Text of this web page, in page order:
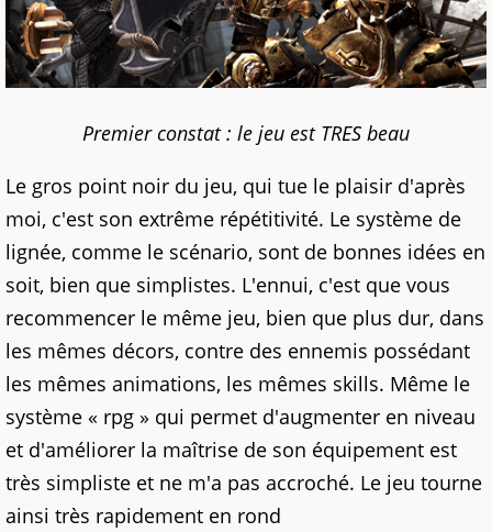
Premier constat : le jeu est TRES beau
Le gros point noir du jeu, qui tue le plaisir d'après
moi, c'est son extrême répétitivité. Le système de
lignée, comme le scénario, sont de bonnes idées en
soit, bien que simplistes. L'ennui, c'est que vous
recommencer le même jeu, bien que plus dur, dans
les mêmes décors, contre des ennemis possédant
les mêmes animations, les mêmes skills. Même le
système « rpg » qui permet d'augmenter en niveau
et d'améliorer la maîtrise de son équipement est
très simpliste et ne m'a pas accroché. Le jeu tourne
ainsi très rapidement en rond